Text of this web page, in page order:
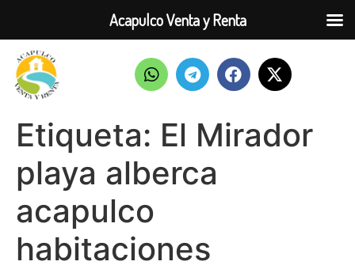
Etiqueta: El Mirador
playa alberca
acapulco
habitaciones
Acapulco Venta y Renta